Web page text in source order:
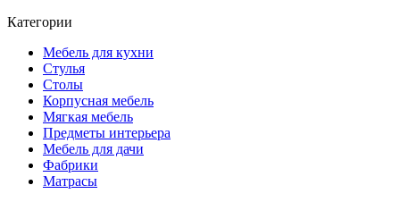
Категории
Мебель для кухни
Стулья
Столы
Корпусная мебель
Мягкая мебель
Предметы интерьера
Мебель для дачи
Фабрики
Матраcы